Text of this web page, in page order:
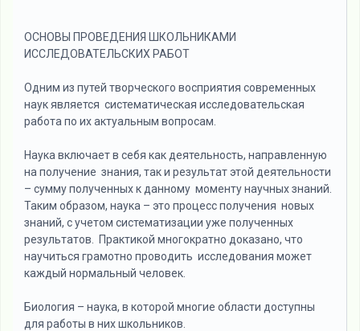
ОСНОВЫ ПРОВЕДЕНИЯ ШКОЛЬНИКАМИ
ИССЛЕДОВАТЕЛЬСКИХ РАБОТ
Одним из путей творческого восприятия современных
наук является систематическая исследовательская
работа по их актуальным вопросам.
Наука включает в себя как деятельность, направленную
на получение знания, так и результат этой деятельности
– сумму полученных к данному моменту научных знаний.
Таким образом, наука – это процесс получения новых
знаний, с учетом систематизации уже полученных
результатов. Практикой многократно доказано, что
научиться грамотно проводить исследования может
каждый нормальный человек.
Биология – наука, в которой многие области доступны
для работы в них школьников.